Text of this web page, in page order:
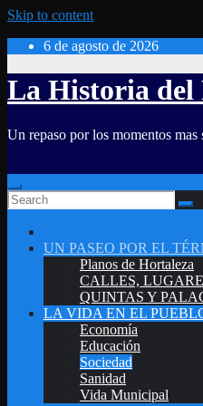
Skip to content
6 de agosto de 2026
La Historia del
Un repaso por los momentos
UN PASEO POR EL
Planos de Hortaleza
CALLES,
QUINTAS Y
LA VIDA EN EL
Economía
Educación
Sociedad
Sanidad
Vida Municipal